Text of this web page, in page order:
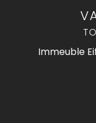
Immeuble